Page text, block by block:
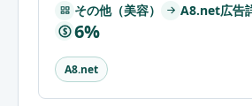
その他（美容） A8.net広告
$ 6%
A8.net